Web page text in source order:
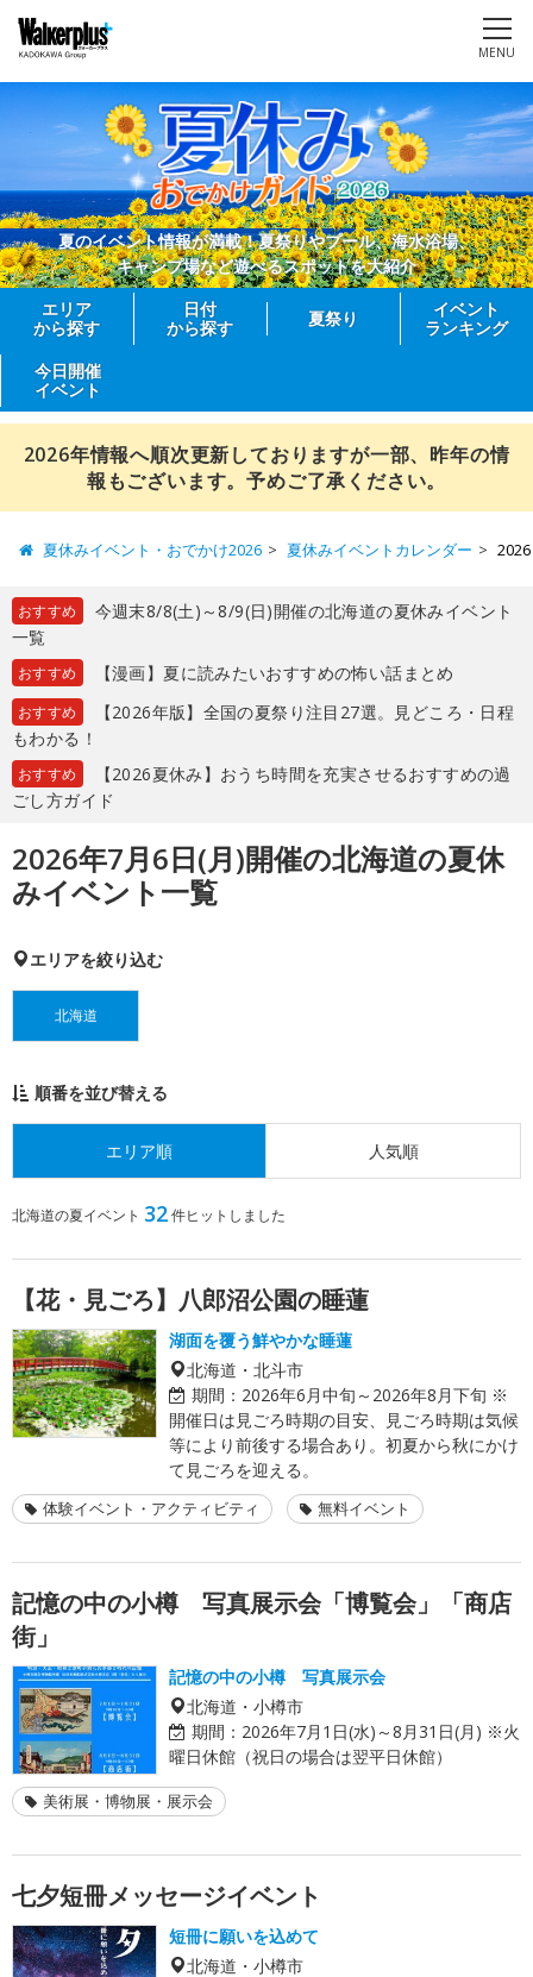
MENU
夏のイベント情報が満載！夏祭りやプール、海水浴場、
キャンプ場など遊べるスポットを大紹介
エリア
から探す
日付
から探す
夏祭り
イベント
ランキング
今日開催
イベント
2026年情報へ順次更新しておりますが一部、昨年の情
報もございます。予めご了承ください。
夏休みイベント・おでかけ2026 夏休みイベントカレンダー
おすすめ
今週末8/8(土)～8/9(日)開催の北海道の夏休みイベント
一覧
おすすめ 【漫画】夏に読みたいおすすめの怖い話まとめ
おすすめ
【2026年版】全国の夏祭り注目27選。見どころ・日程
もわかる！
おすすめ
【2026夏休み】おうち時間を充実させるおすすめの過
ごし方ガイド
2026年7月6日(月)開催の北海道の夏休
みイベント一覧
エリアを絞り込む
北海道
順番を並び替える
エリア順 人気順
北海道の夏イベント 32件ヒットしました
【花・見ごろ】八郎沼公園の睡蓮
湖面を覆う鮮やかな睡蓮
北海道・北斗市
期間： 2026年6月中旬～2026年8月下旬 ※
開催日は見ごろ時期の目安、見ごろ時期は気候
等により前後する場合あり。初夏から秋にかけ
て見ごろを迎える。
体験イベント・アクティビティ 無料イベント
記憶の中の小樽 写真展示会「博覧会」「商店
街」
記憶の中の小樽 写真展示会
北海道・小樽市
期間： 2026年7月1日(水)～8月31日(月) ※火
曜日休館（祝日の場合は翌平日休館）
美術展・博物展・展示会
七夕短冊メッセージイベント
短冊に願いを込めて
北海道・小樽市